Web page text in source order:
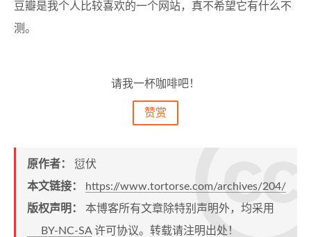
豆瓣是我个人比较喜欢的一个网站，真不希望它有什么不
测。
请我一杯咖啡吧！
赞赏
原作者： 愆伏
本文链接：
https://www.tortorse.com/archives/204/
版权声明： 本博客所有文章除特别声明外，均采用
BY-NC-SA许可协议。转载请注明出处！